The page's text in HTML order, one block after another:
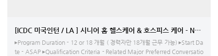
[ICDC 미국인턴 / LA ] 시니어 홈 헬스케어 & 호스피스 케어 - NP,
▸Program Duration - 12 or 18 개월 ( 경력자만 18개월 근무 가능) ▸Start Da
te - ASAP ▸Qualification Criteria - Related Major Preferred Conversatio